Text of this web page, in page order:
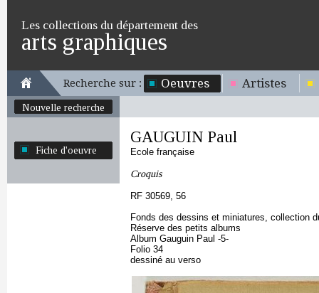
Les collections du département des
arts graphiques
Recherche sur : Oeuvres Artistes
Nouvelle recherche
Fiche d'oeuvre
GAUGUIN Paul
Ecole française
Croquis
RF 30569, 56
Fonds des dessins et miniatures, collection
Réserve des petits albums
Album Gauguin Paul -5-
Folio 34
dessiné au verso